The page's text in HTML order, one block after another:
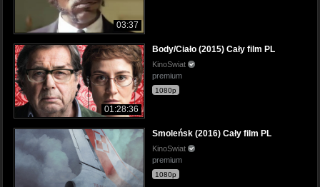
03:37
01:28:36
Body/Ciało (2015) Cały film PL
KinoSwiat
premium
1080p
Smoleńsk (2016) Cały film PL
KinoSwiat
premium
1080p